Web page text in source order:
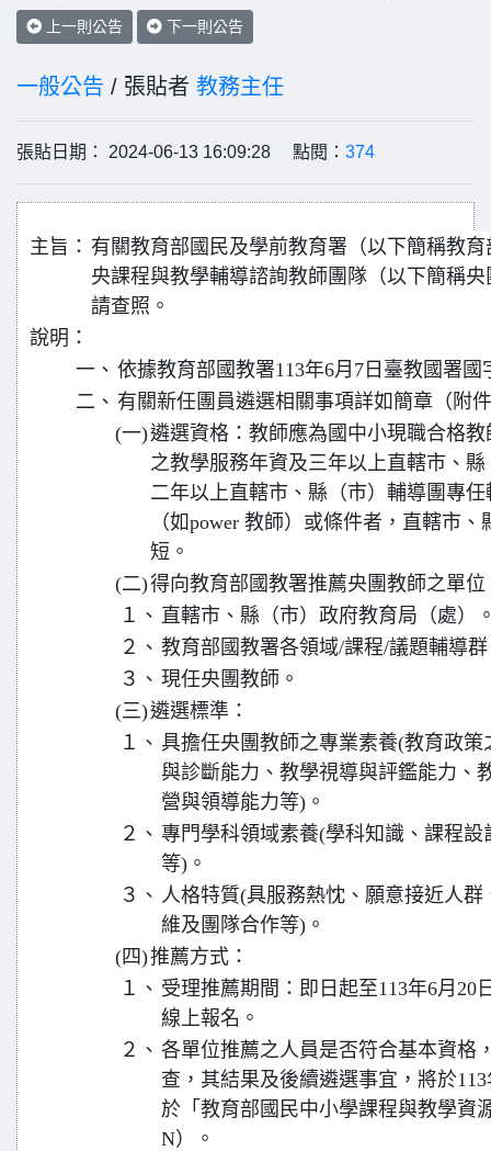
上一則公告 下一則公告
一般公告 / 張貼者 教務主任
張貼日期： 2024-06-13 16:09:28 點閱： 374
主旨： 有關教育部國民及學前教育署（以下簡稱教
央課程與教學輔導諮詢教師團隊（以下簡稱
請查照。
說明：
一、 依據教育部國教署113年6月7日臺教國署國
二、 有關新任團員遴選相關事項詳如簡章（附
(一)遴選資格：教師應為國中小現職合格
之教學服務年資及三年以上直轄市、
二年以上直轄市、縣（市）輔導團專
（如power 教師）或條件者，直轄市
短。
(二)得向教育部國教署推薦央團教師之單位
１、 直轄市、縣（市）政府教育局（處）
２、 教育部國教署各領域/課程/議題輔導
３、 現任央團教師。
(三)遴選標準：
１、 具擔任央團教師之專業素養(教育政
與診斷能力、教學視導與評鑑能力、
營與領導能力等)。
２、 專門學科領域素養(學科知識、課程
等)。
３、 人格特質(具服務熱忱、願意接近人
維及團隊合作等)。
(四)推薦方式：
１、 受理推薦期間：即日起至113年6月20
線上報名。
２、 各單位推薦之人員是否符合基本資格
查，其結果及後續遴選事宜，將於
於「教育部國民中小學課程與教學資
N）。